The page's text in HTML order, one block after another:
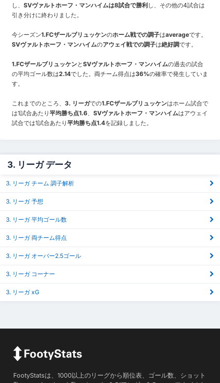
し、 SVヴァルトホーフ・マンハイムは8試合で勝利 し、その他の4試合は
引き分けに終わりました。
今シーズン1.FCザールブリュッケンのホーム戦での調子はaverageです。
SVヴァルトホーフ・マンハイムのアウェイ戦での調子は絶好調です。
1.FCザールブリュッケンと SVヴァルトホーフ・マンハイムの過去の試合
の平均ゴール数は2.14でした。両チーム得点は36%の確率で発生していま
す。
これまでのところ、 3. リーガでの1.FCザールブリュッケンはホーム試合で
は1試合あたり 平均勝ち点1.6、 SVヴァルトホーフ・マンハイムはアウェイ
試合では1試合あたり 平均勝ち点1.4を記録しました。
3. リーガ データ
3. リーガ チーム 調子解析
3. リーガ 予想
3. リーガ 平均ゴール数
3. リーガ 両チーム得点
3. リーガ オーバー2.5ゴール
3. リーガ コーナー
3. リーガ xG
FootyStatsは、1000以上のリーグから順位表、ゴール数、ショット